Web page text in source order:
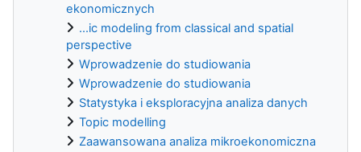
ekonomicznych
...ic modeling from classical and spatial
perspective
Wprowadzenie do studiowania
Wprowadzenie do studiowania
Statystyka i eksploracyjna analiza danych
Topic modelling
Zaawansowana analiza mikroekonomiczna